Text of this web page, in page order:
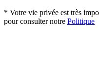
* Votre vie privée est très
pour consulter notre Politique